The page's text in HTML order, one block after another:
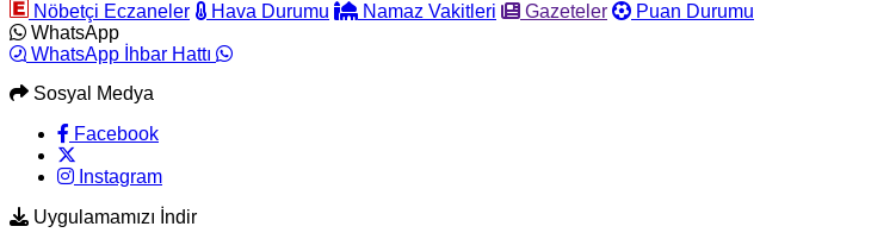
Nöbetçi Eczaneler
Hava Durumu Namaz Vakitleri Gazeteler
Puan Durumu
WhatsApp
WhatsApp İhbar Hattı
Sosyal Medya
Facebook
Instagram
Uygulamamızı İndir